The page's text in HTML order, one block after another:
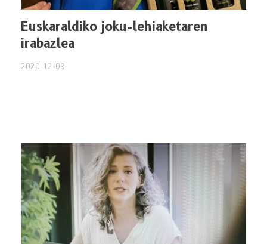
Euskaraldiko joku-lehiaketaren
irabazlea
2020-12-09